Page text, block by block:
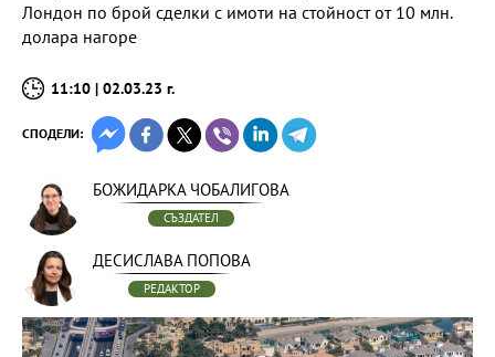
Лондон по брой сделки с имоти на стойност от 10 млн.
долара нагоре
11:10 | 02.03.23 г.
СПОДЕЛИ:
БОЖИДАРКА ЧОБАЛИГОВА
СЪЗДАТЕЛ
ДЕСИСЛАВА ПОПОВА
РЕДАКТОР